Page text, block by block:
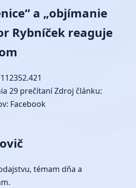
a „objímanie
Rybníček reaguje
29 prečítaníZdroj článku:
Facebook
témam dňa a